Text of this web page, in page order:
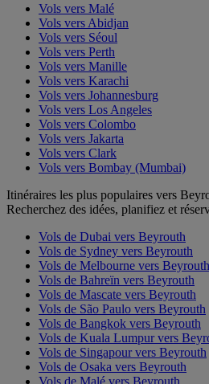
Vols vers Malé
Vols vers Abidjan
Vols vers Séoul
Vols vers Perth
Vols vers Manille
Vols vers Karachi
Vols vers Johannesburg
Vols vers Los Angeles
Vols vers Colombo
Vols vers Jakarta
Vols vers Clark
Vols vers Bombay (Mumbai)
Itinéraires les plus populaires vers
Recherchez des idées, planifiez et
Vols de Dubai vers Beyrouth
Vols de Sydney vers Beyrouth
Vols de Melbourne vers Beyrouth
Vols de Bahreïn vers Beyrouth
Vols de Mascate vers Beyrouth
Vols de São Paulo vers Beyrouth
Vols de Bangkok vers Beyrouth
Vols de Kuala Lumpur vers
Vols de Singapour vers Beyrouth
Vols de Osaka vers Beyrouth
Vols de Malé vers Beyrouth